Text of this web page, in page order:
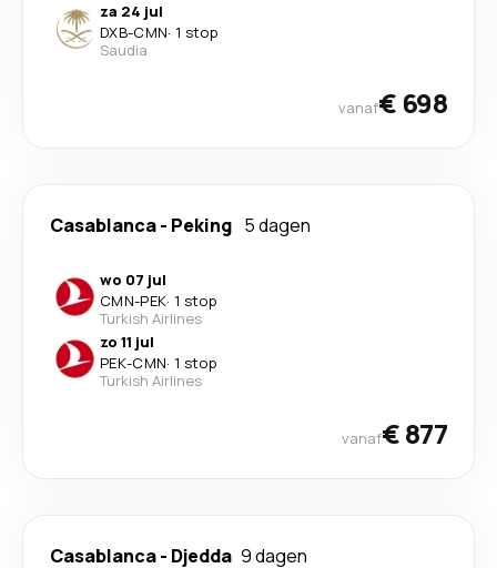
za 24 jul
DXB-CMN· 1 stop
Saudia
vanaf€ 698
Casablanca- Peking 5 dagen
wo 07 jul
CMN-PEK· 1 stop
Turkish Airlines
zo 11 jul
PEK-CMN· 1 stop
Turkish Airlines
vanaf€ 877
Casablanca- Djedda 9 dagen